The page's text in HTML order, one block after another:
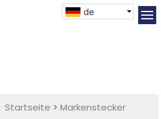
de
Startseite >Markenstecker